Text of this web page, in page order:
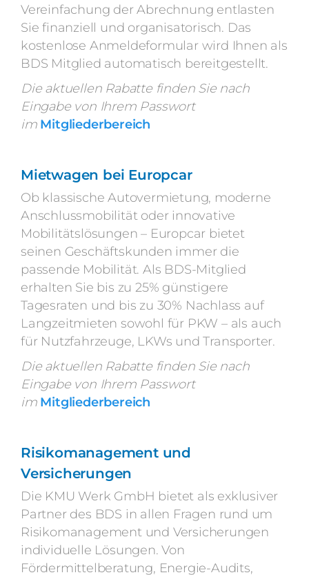
Vereinfachung der Abrechnung entlasten
Sie finanziell und organisatorisch. Das
kostenlose Anmeldeformular wird Ihnen als
BDS Mitglied automatisch bereitgestellt.
Die aktuellen Rabatte finden Sie nach
Eingabe von Ihrem Passwort
im Mitgliederbereich
Mietwagen bei Europcar
Ob klassische Autovermietung, moderne
Anschlussmobilität oder innovative
Mobilitätslösungen – Europcar bietet
seinen Geschäftskunden immer die
passende Mobilität. Als BDS-Mitglied
erhalten Sie bis zu 25% günstigere
Tagesraten und bis zu 30% Nachlass auf
Langzeitmieten sowohl für PKW – als auch
für Nutzfahrzeuge, LKWs und Transporter.
Die aktuellen Rabatte finden Sie nach
Eingabe von Ihrem Passwort
im Mitgliederbereich
Risikomanagement und
Versicherungen
Die KMU Werk GmbH bietet als exklusiver
Partner des BDS in allen Fragen rund um
Risikomanagement und Versicherungen
individuelle Lösungen. Von
Fördermittelberatung, Energie-Audits,